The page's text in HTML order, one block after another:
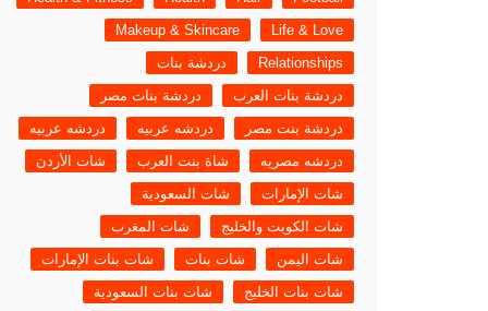
Life & Love
Makeup & Skincare
Relationships
دردشة بنات
دردشة بنات العرب
دردشة بنات مصر
دردشة بنت مصر
دردشه عربيه
دردشه عربيه
دردشه مصريه
شاة بنت العرب
شات الأردن
شات الإمارات
شات السعودية
شات الكويت والخليج
شات المغرب
شات اليمن
شات بنات
شات بنات الإمارات
شات بنات الخليج
شات بنات السعودية